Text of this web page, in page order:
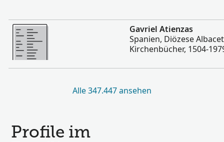
Mehr
Gavriel Atienzas
Spanien, Diözese
Kirchenbücher, 1504-
Alle 347.447 ansehen
Profile im